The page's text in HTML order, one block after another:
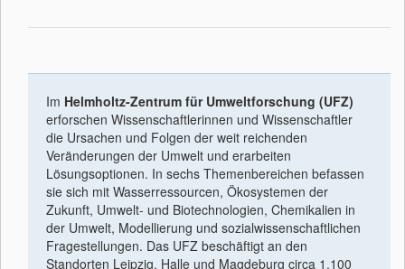
Im Helmholtz-Zentrum für Umweltforschung (UFZ)
erforschen Wissenschaftlerinnen und Wissenschaftler
die Ursachen und Folgen der weit reichenden
Veränderungen der Umwelt und erarbeiten
Lösungsoptionen. In sechs Themenbereichen befassen
sie sich mit Wasserressourcen, Ökosystemen der
Zukunft, Umwelt- und Biotechnologien, Chemikalien in
der Umwelt, Modellierung und sozialwissenschaftlichen
Fragestellungen. Das UFZ beschäftigt an den
Standorten Leipzig, Halle und Magdeburg circa 1.100